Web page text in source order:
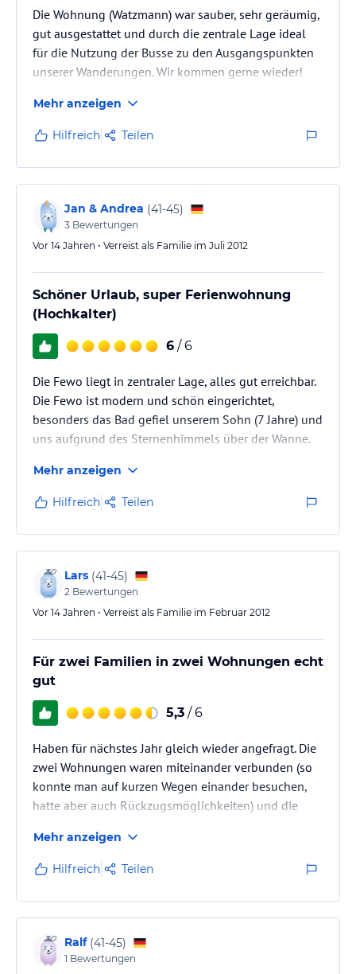
Die Wohnung (Watzmann) war sauber, sehr geräumig,
gut ausgestattet und durch die zentrale Lage ideal
für die Nutzung der Busse zu den Ausgangspunkten
unserer Wanderungen. Wir kommen gerne wieder!
Mehr anzeigen
Hilfreich Teilen
Jan & Andrea (41-45)
3 Bewertungen
Vor 14 Jahren • Verreist als Familie im Juli 2012
Schöner Urlaub, super Ferienwohnung
(Hochkalter)
6 / 6
Die Fewo liegt in zentraler Lage, alles gut erreichbar.
Die Fewo ist modern und schön eingerichtet,
besonders das Bad gefiel unserem Sohn (7 Jahre) und
uns aufgrund des Sternenhimmels über der Wanne.
Wichtig: Alles war top sauber und warm!
Die Ferienwohnung (Hochkalter) ist groß genug, so
dass sich der Lütte auch einmal zurückziehen konnte
oder dass man abends, ohne den Kleinen zu stören,
sich unterhalten/fernsehen konnte.
Alles in allem: Ein Glücksgriff, top gepflegt,…
Mehr anzeigen
Hilfreich Teilen
Lars (41-45)
2 Bewertungen
Vor 14 Jahren • Verreist als Familie im Februar 2012
Für zwei Familien in zwei Wohnungen echt
gut
5,3 / 6
Haben für nächstes Jahr gleich wieder angefragt. Die
zwei Wohnungen waren miteinander verbunden (so
konnte man auf kurzen Wegen einander besuchen,
hatte aber auch Rückzugsmöglichkeiten) und die
schlafen (ohne Extrakosten).
Mehr anzeigen
Hilfreich Teilen
Ralf (41-45)
1 Bewertungen